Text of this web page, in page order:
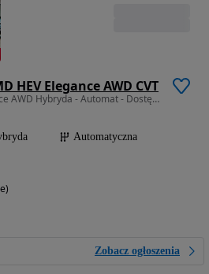
HEV Elegance AWD CVT
1993 cm3 • 184 KM • Elegance AWD Hybryda - Automat - Dostępny od ręki
Automatyczna
Zobacz ogłoszenia